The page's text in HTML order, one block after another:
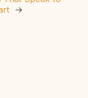
→